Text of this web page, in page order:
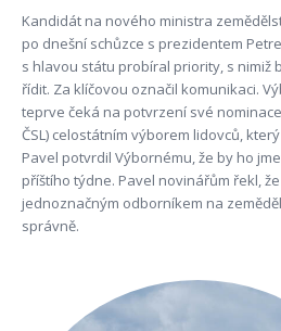
Kandidát na nového ministra
po dnešní schůzce s prezidentem
s hlavou státu probíral priority, s nimiž
řídit. Za klíčovou označil komunikaci.
teprve čeká na potvrzení své
ČSL) celostátním výborem lidovců,
Pavel potvrdil Výbornému, že by ho
příštího týdne. Pavel novinářům řekl,
jednoznačným odborníkem na
správně.